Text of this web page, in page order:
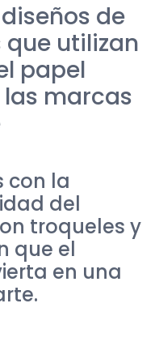
de
utilizan
papel
marcas
con la
del
troqueles y
que el
en una